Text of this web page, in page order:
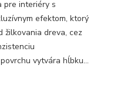
pre interiéry s
efektom, ktorý
žilkovania dreva, cez
vytvára hĺbku...